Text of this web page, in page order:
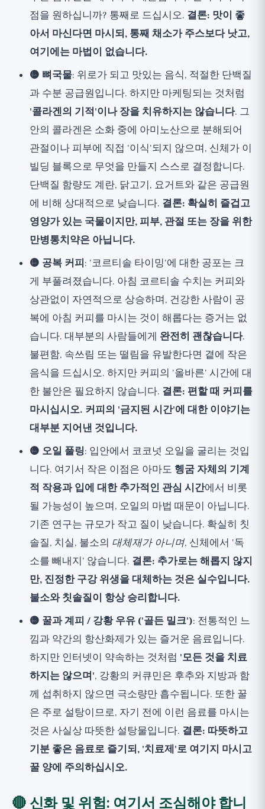
점을 원하십니까? 통째로 드십시오. 결론: 맛이 좋
아서 마신다면 마시되, 통째 채소가 주스보다 낫고,
여기에는 마법이 없습니다.
🟡 뼈국물: 위로가 되고 맛있는 음식, 적절한 단백질
과 수분 공급원입니다. 하지만 마케팅되는 것처럼
'콜라겐의 기적'이나 장을 치유하지는 않습니다. 그
안의 콜라겐은 소화 중에 아미노산으로 분해되어
관절이나 피부에 직접 '이식'되지 않으며, 신체가 이
빌딩 블록으로 무엇을 만들지 스스로 결정합니다.
단백질 함량도 계란, 닭고기, 요거트와 같은 공급원
에 비해 상대적으로 낮습니다. 결론: 확실히 즐겁고
영양가 있는 국물이지만, 피부, 관절 또는 장을 위한
만병통치약은 아닙니다.
🟡 공복 커피 : '코르티솔 타이밍'에 대한 공포는 크
게 부풀려졌습니다. 아침 코르티솔 수치는 커피와
상관없이 자연적으로 상승하며, 건강한 사람이 공
복에 아침 커피를 마시는 것이 해롭다는 증거는 없
습니다. 대부분의 사람들에게 완전히 괜찮습니다.
불편함, 속쓰림 또는 떨림을 유발한다면 곁에 작은
음식을 드십시오. 하지만 커피의 '올바른' 시간에 대
한 불안은 필요하지 않습니다. 결론: 편할 때 커피를
마시십시오. 커피의 '금지된 시간'에 대한 이야기는
대부분 지어낸 것입니다.
🟡 오일 풀링: 입안에서 코코넛 오일을 굴리는 것입
니다. 여기서 작은 이점은 아마도 헹굼 자체의 기계
적 작용과 입에 대한 추가적인 관심 시간에서 비롯
될 가능성이 높으며, 오일의 마법 때문이 아닙니다.
기존 연구는 규모가 작고 질이 낮습니다. 확실히 칫
솔질, 치실, 불소의 대체재가 아니며, 신체에서 '독
소를 빼내지' 않습니다. 결론: 추가로는 해롭지 않지
만, 진정한 구강 위생을 대체하는 것은 실수입니다.
불소와 칫솔질이 항상 승리합니다.
🟡 꿀과 계피 / 강황 우유 ('골든 밀크'): 전통적인 느
낌과 약간의 항산화제가 있는 즐거운 음료입니다.
하지만 인터넷이 약속하는 것처럼 '모든 것을 치료
하지는 않으며', 강황의 커큐민은 후추와 지방과 함
께 섭취하지 않으면 극소량만 흡수됩니다. 또한 꿀
은 주로 설탕이므로, 자기 전에 이런 음료를 마시는
것은 사실상 따뜻한 설탕물입니다. 결론: 따뜻하고
기분 좋은 음료로 즐기되, '치료제'로 여기지 마시고
꿀 양에 주의하십시오.
🔴 신화 및 위험: 여기서 조심해야 합니